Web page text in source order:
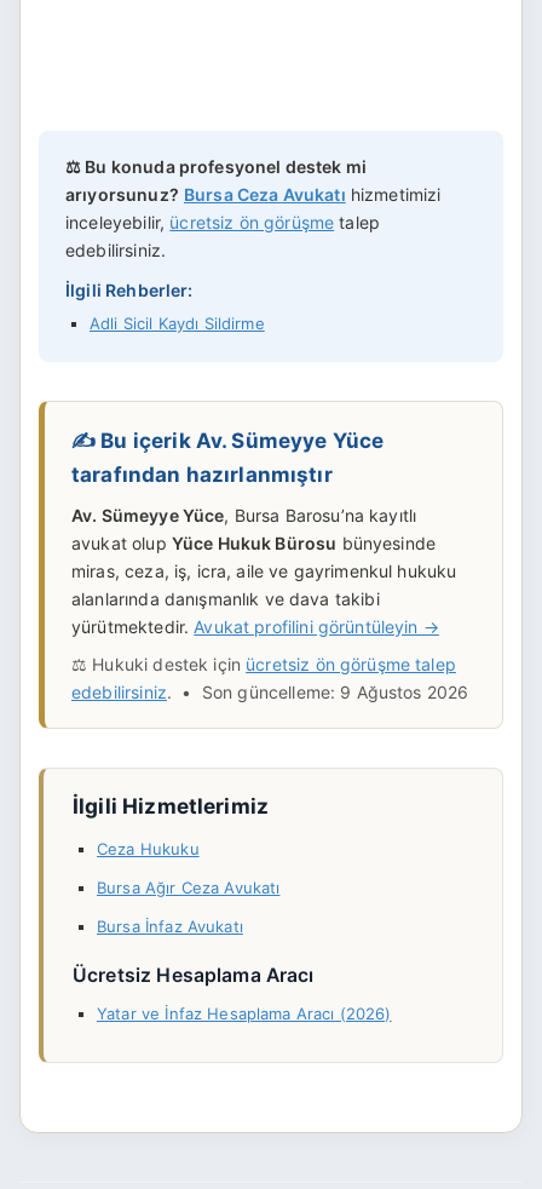
⚖️ Bu konuda profesyonel destek mi
arıyorsunuz? Bursa Ceza Avukatı hizmetimizi
inceleyebilir, ücretsiz ön görüşme talep
edebilirsiniz.
İlgili Rehberler:
Adli Sicil Kaydı Sildirme
✍️ Bu içerik Av. Sümeyye Yüce
tarafından hazırlanmıştır
Av. Sümeyye Yüce, Bursa Barosu’na kayıtlı
avukat olup Yüce Hukuk Bürosu bünyesinde
miras, ceza, iş, icra, aile ve gayrimenkul hukuku
alanlarında danışmanlık ve dava takibi
yürütmektedir. Avukat profilini görüntüleyin →
⚖️ Hukuki destek için ücretsiz ön görüşme talep
edebilirsiniz. • Son güncelleme: 9 Ağustos 2026
İlgili Hizmetlerimiz
Ceza Hukuku
Bursa Ağır Ceza Avukatı
Bursa İnfaz Avukatı
Ücretsiz Hesaplama Aracı
Yatar ve İnfaz Hesaplama Aracı (2026)